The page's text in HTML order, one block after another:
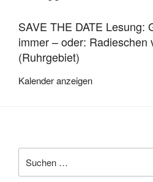
SAVE THE DATE Lesung:
immer – oder: Radieschen
(Ruhrgebiet)
Kalender anzeigen
nach: